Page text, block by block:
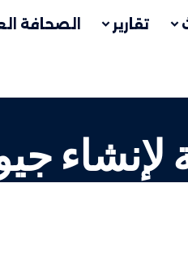
تقارير الصحافة
لإنشاء